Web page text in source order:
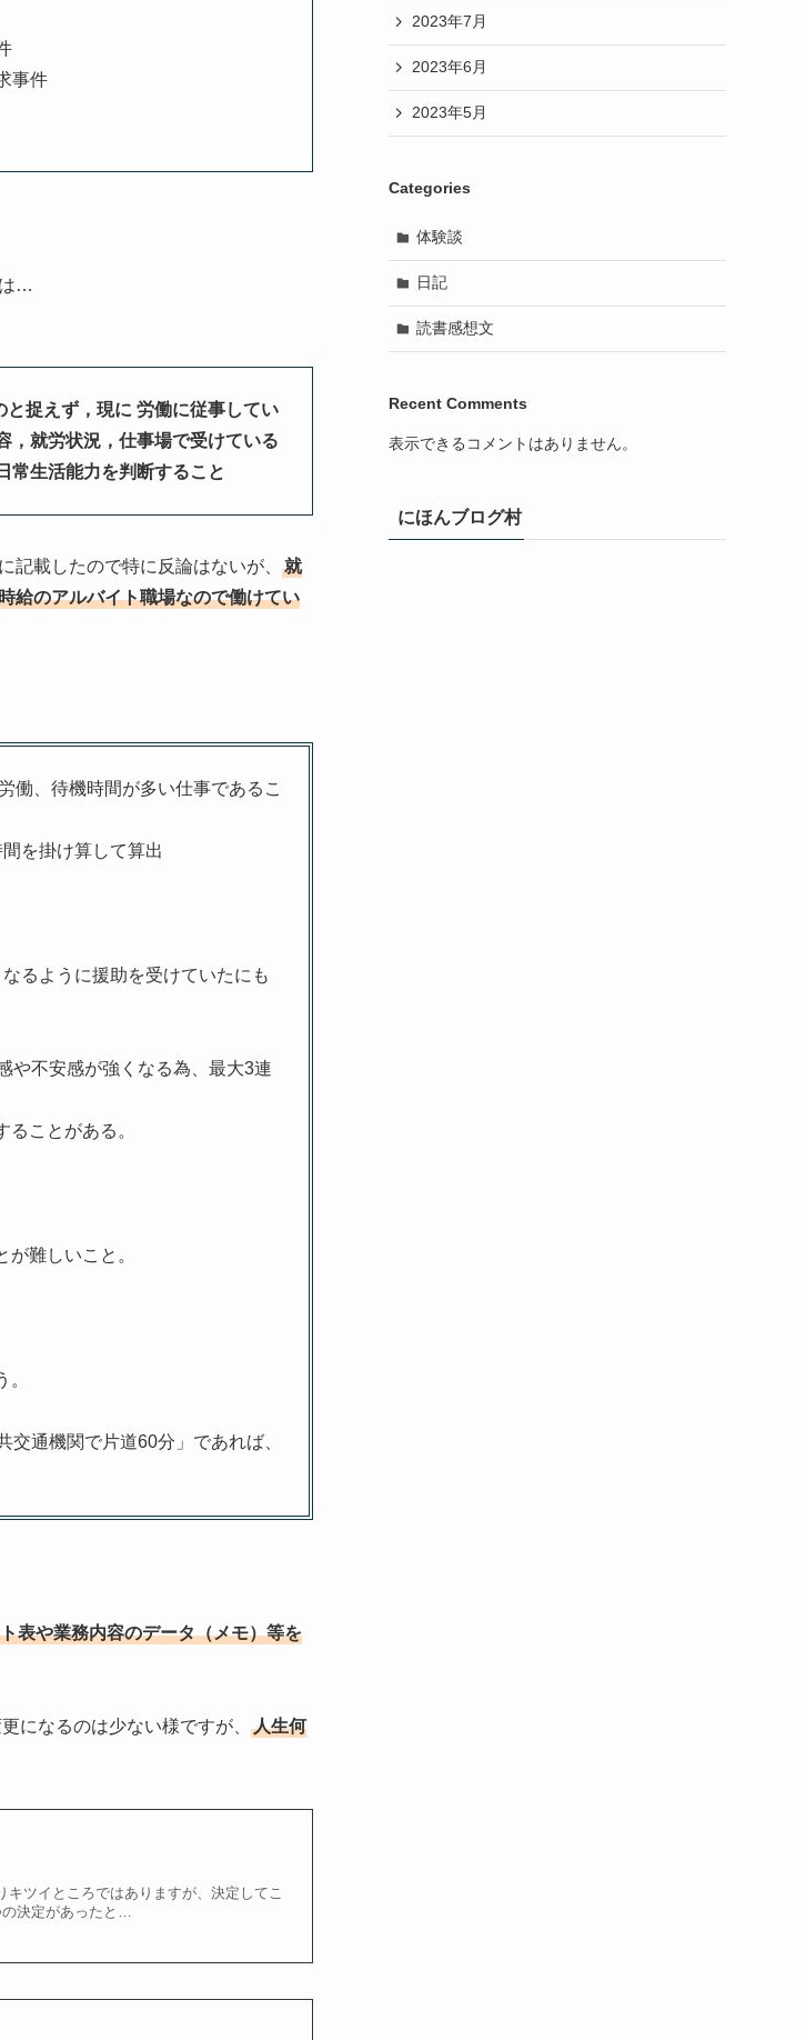
事件
…
捉えず，現に 労働に従事してい
，就労状況，仕事場で受けている
常生活能力を判断すること
載したので特に反論はないが、
就
給のアルバイト職場なので働けてい
働、待機時間が多い仕事であるこ
を掛け算して算出
るように援助を受けていたにも
や不安感が強くなる為、最大3連
ことがある。
難しいこと。
通機関で片道60分」であれば、
表や業務内容のデータ（メモ）等を
になるのは少ない様ですが、
人生何
ツイところではありますが、決定してこ
決定があったと…
2023年7月
2023年6月
2023年5月
Categories
体験談
日記
読書感想文
Recent Comments
表示できるコメントはありません。
にほんブログ村